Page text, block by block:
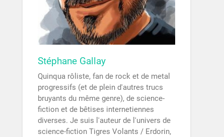
Stéphane Gallay
Quinqua rôliste, fan de rock et de metal
progressifs (et de plein d'autres trucs
bruyants du même genre), de science-
fiction et de bêtises internetiennes
diverses. Je suis l'auteur de l'univers de
science-fiction Tigres Volants / Erdorin,